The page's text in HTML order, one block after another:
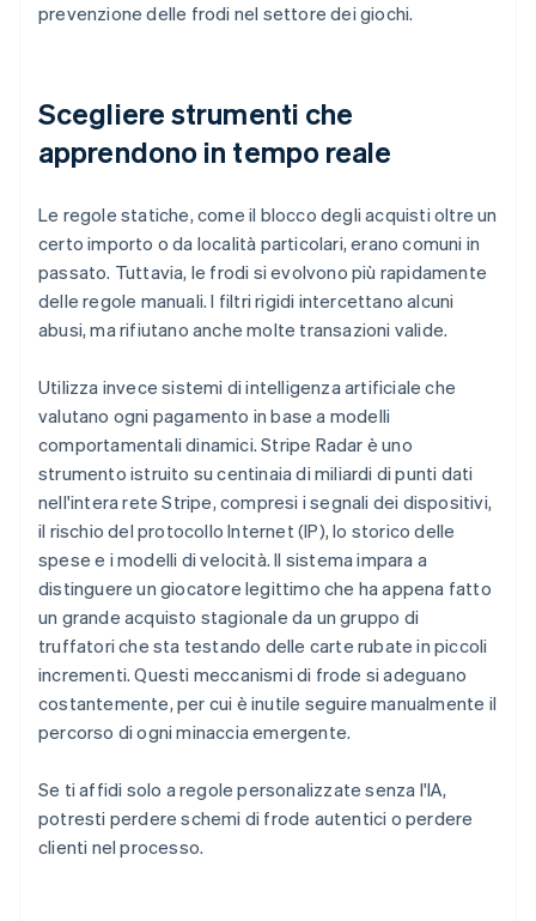
prevenzione delle frodi nel settore dei giochi.
Scegliere strumenti che
apprendono in tempo reale
Le regole statiche, come il blocco degli acquisti oltre un
certo importo o da località particolari, erano comuni in
passato. Tuttavia, le frodi si evolvono più rapidamente
delle regole manuali. I filtri rigidi intercettano alcuni
abusi, ma rifiutano anche molte transazioni valide.
Utilizza invece sistemi di intelligenza artificiale che
valutano ogni pagamento in base a modelli
comportamentali dinamici. Stripe Radar è uno
strumento istruito su centinaia di miliardi di punti dati
nell'intera rete Stripe, compresi i segnali dei dispositivi,
il rischio del protocollo Internet (IP), lo storico delle
spese e i modelli di velocità. Il sistema impara a
distinguere un giocatore legittimo che ha appena fatto
un grande acquisto stagionale da un gruppo di
truffatori che sta testando delle carte rubate in piccoli
incrementi. Questi meccanismi di frode si adeguano
costantemente, per cui è inutile seguire manualmente il
percorso di ogni minaccia emergente.
Se ti affidi solo a regole personalizzate senza l'IA,
potresti perdere schemi di frode autentici o perdere
clienti nel processo.